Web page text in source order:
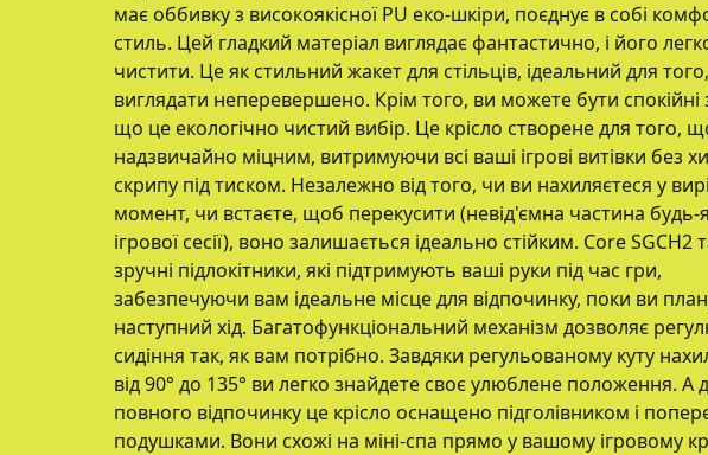
має оббивку з високоякісної PU еко-шкіри, поєднує в собі
стиль. Цей гладкий матеріал виглядає фантастично, і його
чистити. Це як стильний жакет для стільців, ідеальний для
виглядати неперевершено. Крім того, ви можете бути
що це екологічно чистий вибір. Це крісло створене для того,
надзвичайно міцним, витримуючи всі ваші ігрові витівки без
скрипу під тиском. Незалежно від того, чи ви нахиляєтеся у
момент, чи встаєте, щоб перекусити (невід'ємна частина будь-
ігрової сесії), воно залишається ідеально стійким. Core SGCH2
зручні підлокітники, які підтримують ваші руки під час гри,
забезпечуючи вам ідеальне місце для відпочинку, поки ви
наступний хід. Багатофункціональний механізм дозволяє
сидіння так, як вам потрібно. Завдяки регульованому куту
від 90° до 135° ви легко знайдете своє улюблене положення. А
повного відпочинку це крісло оснащено підголівником і
подушками. Вони схожі на міні-спа прямо у вашому ігровому